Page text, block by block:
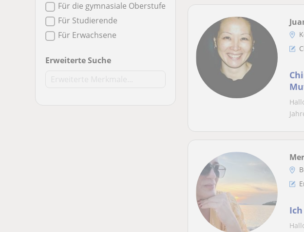
Für die gymnasiale Oberstufe
Für Studierende
Für Erwachsene
Erweiterte Suche